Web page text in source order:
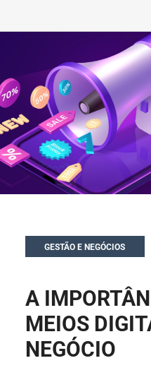
GESTÃO E NEGÓCIOS
A
MEIOS
NEGÓCIO